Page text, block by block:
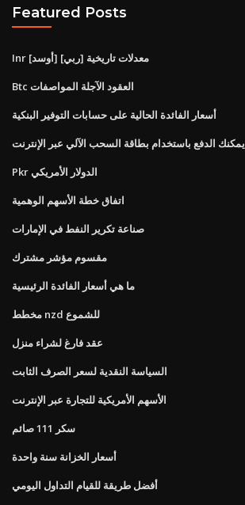
Featured Posts
Inr [أوسد] معدلات تاريخية [ربي]
Btc العقود الآجلة المواصفات
أسعار الفائدة الحالية على حسابات التوفير البنكية
يمكنك الدفع باستخدام بطاقة السحب الآلي عبر الإنترنت
Pkr الدولار الأمريكي
اتفاق خطة الأسهم الوهمية
صناعة تكرير النفط في الإمارات
مقسوم مؤشر مشترك
ما هي أسعار الفائدة الرئيسية
مخطط nzd للشموع
عقد فارغ لشراء منزل
السياسة النقدية لسعر الصرف الثابت
الأسهم الأمريكية للتجارة عبر الإنترنت
سكر 111 صائم
أسعار الخزانة سنة واحدة
أفضل طريقة للقيام التداول اليومي